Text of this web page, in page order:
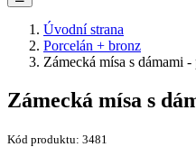
Úvodní strana
Porcelán + bronz
Zámecká mísa s dámami
Zámecká mísa s
Kód produktu: 3481